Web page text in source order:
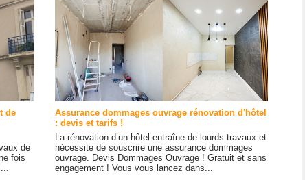
de
de
fois
Assurance dommages ouvrage rénovation d'hôtel
: devis et tarifs !
La rénovation d’un hôtel entraîne de lourds travaux et
nécessite de souscrire une assurance dommages
ouvrage. Devis Dommages Ouvrage ! Gratuit et sans
engagement ! Vous vous lancez dans...